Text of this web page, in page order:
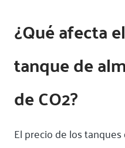
¿Qué afecta
tanque de
de CO2?
El precio de los